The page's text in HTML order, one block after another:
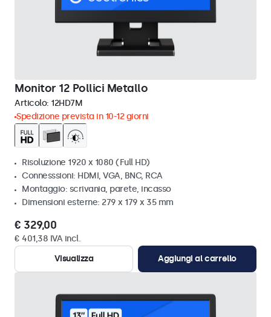
Monitor 12 Pollici Metallo
Articolo: 12HD7M
Spedizione prevista in 10-12 giorni
Risoluzione 1920 x 1080 (Full HD)
Connesssioni: HDMI, VGA, BNC, RCA
Montaggio: scrivania, parete, incasso
Dimensioni esterne: 279 x 179 x 35 mm
€ 329,00
€ 401,38 IVA incl.
Visualizza
Aggiungi al carrello